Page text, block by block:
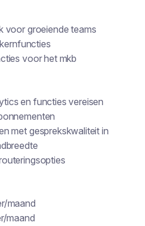
voor groeiende teams
voor het mkb
en functies vereisen
met gesprekskwaliteit in
maand
maand